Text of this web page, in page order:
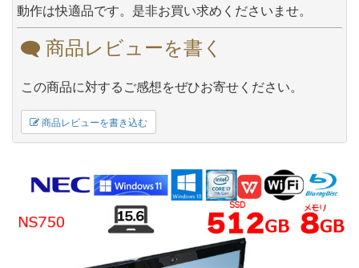
動作は快適品です。是非お買い求めくださいませ。
商品レビューを書く
この商品に対するご感想をぜひお寄せください。
商品レビューを書き込む